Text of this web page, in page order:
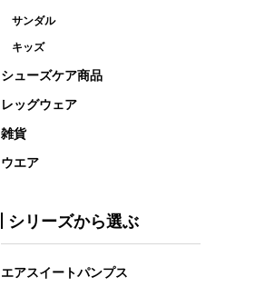
サンダル
キッズ
シューズケア商品
レッグウェア
雑貨
ウエア
シリーズから選ぶ
エアスイートパンプス